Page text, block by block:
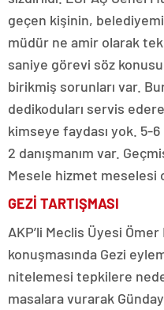
geçen kişinin,
müdür ne amir olarak
saniye görevi söz
birikmiş sorunları var.
dedikoduları servis
kimseye faydası yok. 5-
2 danışmanım var.
Mesele hizmet meselesi
GEZİ TARTIŞMASI
AKP’li Meclis Üyesi Ömer
konuşmasında Gezi
nitelemesi tepkilere
masalara vurarak